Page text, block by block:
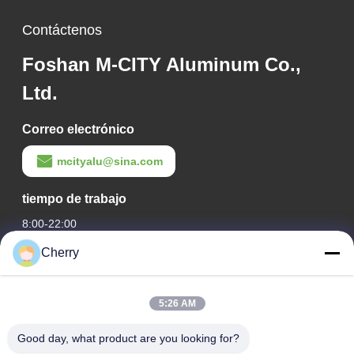
Contáctenos
Foshan M-CITY Aluminum Co.,
Ltd.
Correo electrónico
mcityalu@sina.com
tiempo de trabajo
8:00-22:00
Nuestra Dirección
Parque industrial de Hegui, Lishui, Nanhai Foshan
Cherry
5:26 AM
Good day, what product are you looking for?